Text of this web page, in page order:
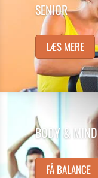
SENIOR
LÆS MERE
BODY & MIND
FÅ BALANCE